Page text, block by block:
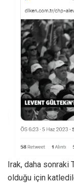
Irak, daha sonraki
olduğu için